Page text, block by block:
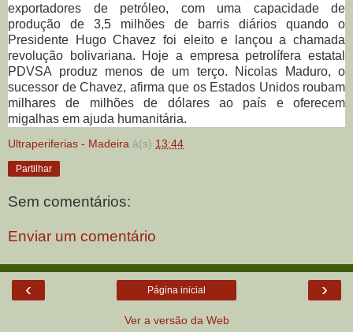
exportadores de petróleo, com uma capacidade de
produção de 3,5 milhões de barris diários quando o
Presidente Hugo Chavez foi eleito e lançou a chamada
revolução bolivariana. Hoje a empresa petrolífera estatal
PDVSA produz menos de um terço. Nicolas Maduro, o
sucessor de Chavez, afirma que os Estados Unidos roubam
milhares de milhões de dólares ao país e oferecem
migalhas em ajuda humanitária.
Ultraperiferias - Madeira à(s) 13:44
Partilhar
Sem comentários:
Enviar um comentário
‹ ›
Página inicial
Ver a versão da Web